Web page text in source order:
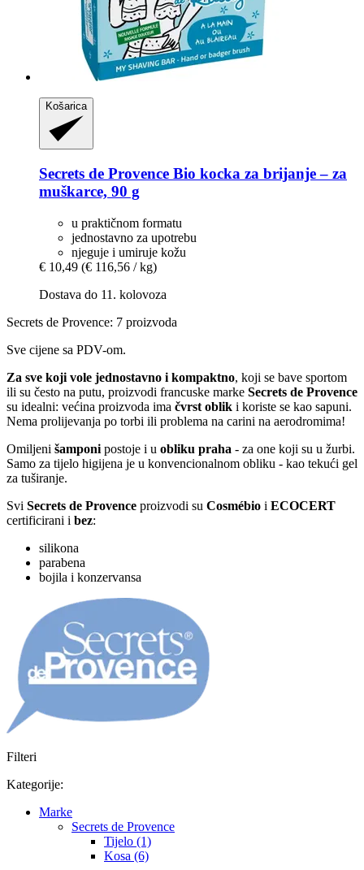
Košarica
Secrets de Provence Bio kocka za brijanje – za
muškarce, 90 g
u praktičnom formatu
jednostavno za upotrebu
njeguje i umiruje kožu
€ 10,49 (€ 116,56 / kg)
Dostava do 11. kolovoza
Secrets de Provence: 7 proizvoda
Sve cijene sa PDV-om.
Za sve koji vole jednostavno i kompaktno, koji se bave sportom
ili su često na putu, proizvodi francuske marke Secrets de Provence
su idealni: većina proizvoda ima čvrst oblik i koriste se kao sapuni.
Nema prolijevanja po torbi ili problema na carini na aerodromima!
Omiljeni šamponi postoje i u obliku praha - za one koji su u žurbi.
Samo za tijelo higijena je u konvencionalnom obliku - kao tekući gel
za tuširanje.
Svi Secrets de Provence proizvodi su Cosmébio i ECOCERT
certificirani i bez:
silikona
parabena
bojila i konzervansa
Filteri
Kategorije:
Marke
Secrets de Provence
Tijelo (1)
Kosa (6)